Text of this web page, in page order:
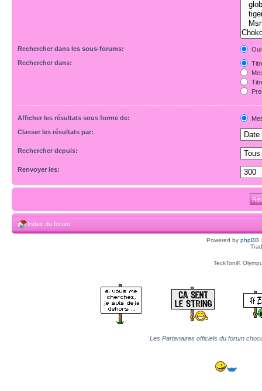
Rechercher dans les sous-forums:
Oui
Rechercher dans:
Afficher les résultats sous forme de:
Classer les résultats par:
Rechercher depuis:
Renvoyer les:
Index du forum
Powered by phpBB
TeckToniK
Les Partenaires officiels du forum